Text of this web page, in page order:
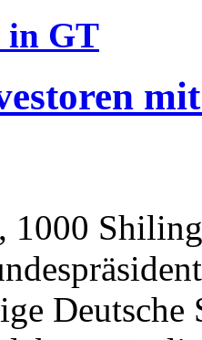
in GT
1000
Deutsche